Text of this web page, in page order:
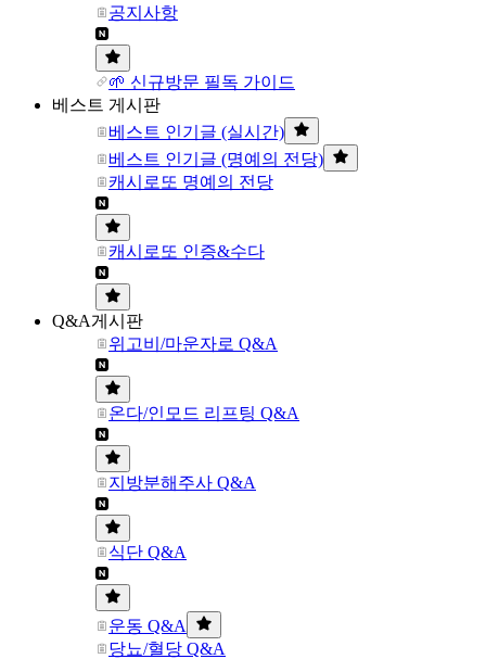
공지사항
🌱 신규방문 필독 가이드
베스트 게시판
베스트 인기글 (실시간)
베스트 인기글 (명예의 전당)
캐시로또 명예의 전당
캐시로또 인증&수다
Q&A게시판
위고비/마운자로 Q&A
온다/인모드 리프팅 Q&A
지방분해주사 Q&A
식단 Q&A
운동 Q&A
당뇨/혈당 Q&A